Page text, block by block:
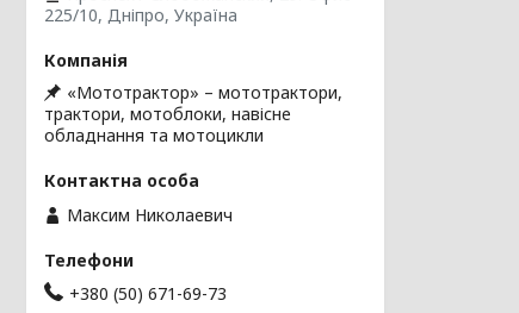
225/10, Дніпро, Україна
«Мототрактор» – мототрактори,
трактори, мотоблоки, навісне
обладнання та мотоцикли
Максим Николаевич
+380 (50) 671-69-73